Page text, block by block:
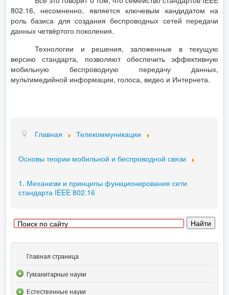
802.16, несомненно, является ключевым кандидатом на
роль базиса для создания беспроводных сетей передачи
данных четвёртого поколения.
Технологии и решения, заложенные в текущую
версию стандарта, позволяют обеспечить эффективную
мобильную беспроводную передачу данных,
мультимедийной информации, голоса, видео и Интернета.
Главная Телекоммуникации
Основы теории мобильной и беспроводной связи
1. Механизм и принципы функционирования сети
стандарта IEEE 802.16
Главная страница
Гуманитарные науки
Естественные науки